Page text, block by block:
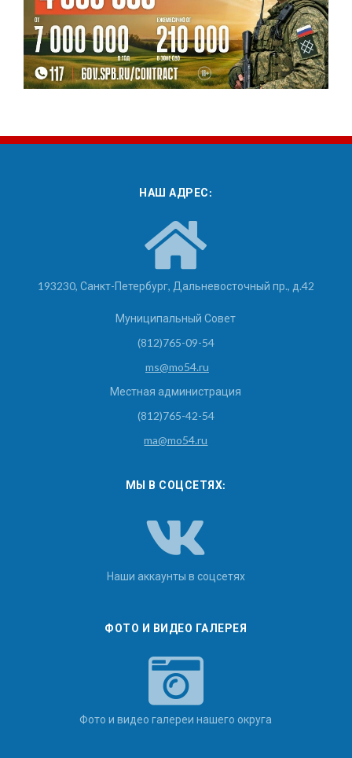
НАШ АДРЕС:
193230, Санкт-Петербург, Дальневосточный пр., д.42
Муниципальный Совет
(812)765-09-54
ms@mo54.ru
Местная администрация
(812)765-42-54
ma@mo54.ru
МЫ В СОЦСЕТЯХ:
Наши аккаунты в соцсетях
ФОТО И ВИДЕО ГАЛЕРЕЯ
Фото и видео галереи нашего округа